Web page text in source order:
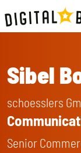
Sibel
schoesslers
Senior